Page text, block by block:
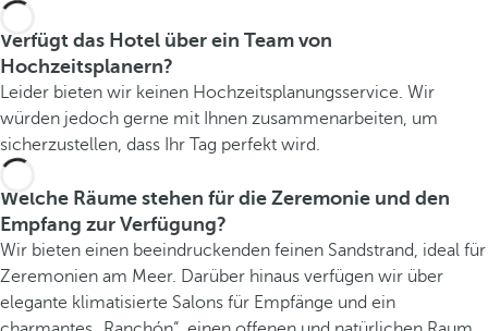
Verfügt das Hotel über ein Team von
Hochzeitsplanern?
Leider bieten wir keinen Hochzeitsplanungsservice. Wir
würden jedoch gerne mit Ihnen zusammenarbeiten, um
sicherzustellen, dass Ihr Tag perfekt wird.
Welche Räume stehen für die Zeremonie und den
Empfang zur Verfügung?
Wir bieten einen beeindruckenden feinen Sandstrand, ideal für
Zeremonien am Meer. Darüber hinaus verfügen wir über
elegante klimatisierte Salons für Empfänge und ein